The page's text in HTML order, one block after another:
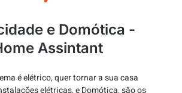
e Domótica -
Assintant
é elétrico, quer tornar a sua casa